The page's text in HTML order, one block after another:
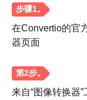
在Convertio的官
器页面
来自“图像转换器